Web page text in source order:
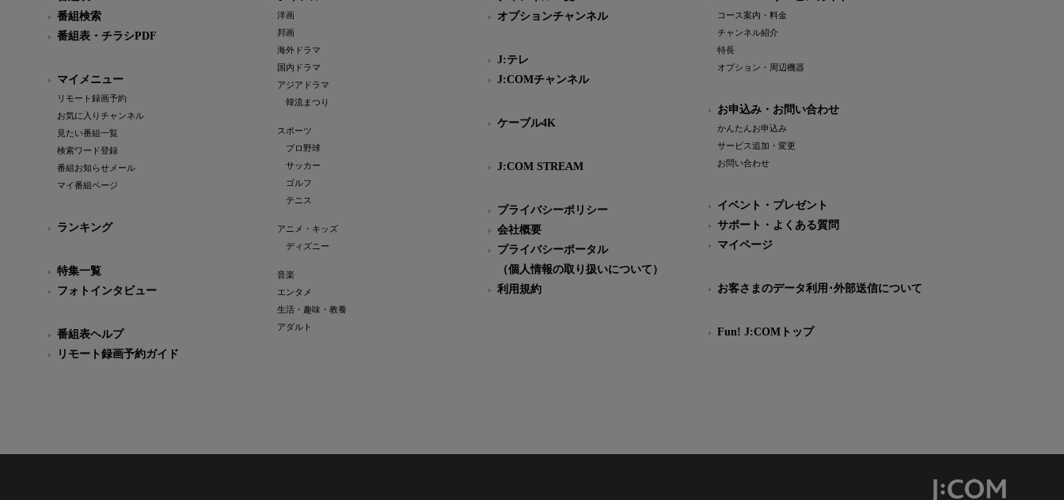
番組検索
番組表・チラシPDF
マイメニュー
リモート録画予約
お気に入りチャンネル
見たい番組一覧
検索ワード登録
番組お知らせメール
マイ番組ページ
ランキング
特集一覧
フォトインタビュー
番組表ヘルプ
リモート録画予約ガイド
洋画
邦画
海外ドラマ
国内ドラマ
アジアドラマ
韓流まつり
スポーツ
プロ野球
サッカー
ゴルフ
テニス
アニメ・キッズ
ディズニー
音楽
エンタメ
生活・趣味・教養
アダルト
オプションチャンネル
J:テレ
J:COMチャンネル
ケーブル4K
J:COM STREAM
プライバシーポリシー
会社概要
プライバシーポータル
（個人情報の取り扱いについて）
利用規約
コース案内・料金
チャンネル紹介
特長
オプション・周辺機器
お申込み・お問い合わせ
かんたんお申込み
サービス追加・変更
お問い合わせ
イベント・プレゼント
サポート・よくある質問
マイページ
お客さまのデータ利用･外部送信について
Fun! J:COMトップ